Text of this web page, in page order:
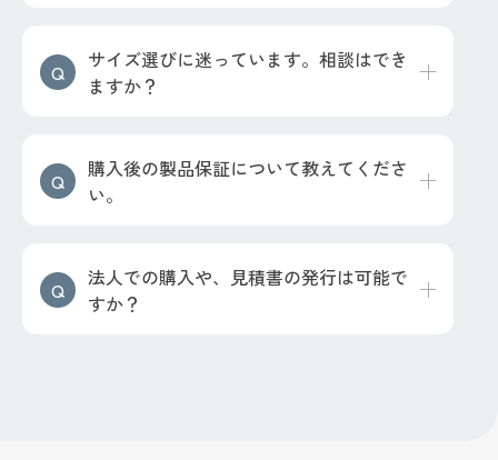
サイズ選びに迷っています。相談はでき
ますか？
購入後の製品保証について教えてくださ
い。
法人での購入や、見積書の発行は可能で
すか？